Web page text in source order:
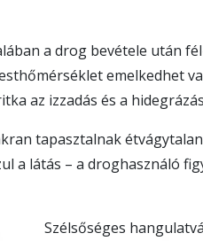
a drog bevétele után
emelkedhet
az izzadás és a
tapasztalnak
a látás – a droghasználó
Szélsőséges